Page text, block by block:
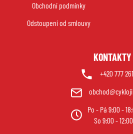
s
u
Obchodní podmínky
Odstoupení od smlouvy
KONTAKTY
+420 777
Po - Pá 9:00 -
So 9:00 - 12:00